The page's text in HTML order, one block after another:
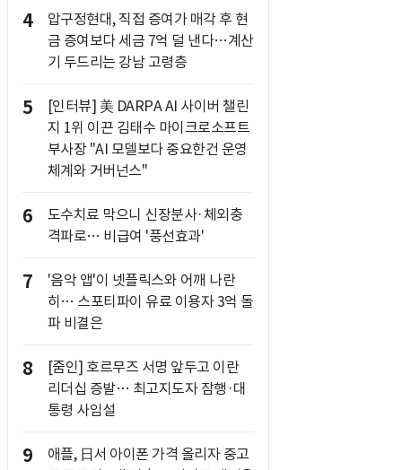
4
압구정현대, 직접 증여가 매각 후 현
금 증여보다 세금 7억 덜 낸다…계산
기 두드리는 강남 고령층
5
[인터뷰] 美 DARPA AI 사이버 챌린
지 1위 이끈 김태수 마이크로소프트
부사장 "AI 모델보다 중요한건 운영
체계와 거버넌스"
6
도수치료 막으니 신장분사·체외충
격파로… 비급여 '풍선효과'
7
'음악 앱'이 넷플릭스와 어깨 나란
히… 스포티파이 유료 이용자 3억 돌
파 비결은
8
[줌인] 호르무즈 서명 앞두고 이란
리더십 증발… 최고지도자 잠행·대
통령 사임설
9
애플, 日서 아이폰 가격 올리자 중고